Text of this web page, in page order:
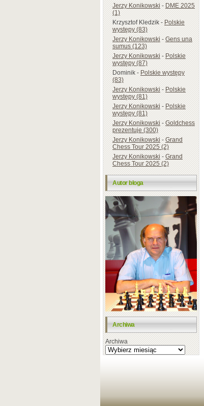
Jerzy Konikowski-DME 2025
(1)
Krzysztof Kledzik-Polskie
występy (83)
Jerzy Konikowski-Gens una
sumus (123)
Jerzy Konikowski-Polskie
występy (87)
Dominik-Polskie występy
(83)
Jerzy Konikowski-Polskie
występy (81)
Jerzy Konikowski-Polskie
występy (81)
Jerzy Konikowski-Goldchess
prezentuje (300)
Jerzy Konikowski-Grand
Chess Tour 2025 (2)
Jerzy Konikowski-Grand
Chess Tour 2025 (2)
Autor bloga
Archiwa
Archiwa